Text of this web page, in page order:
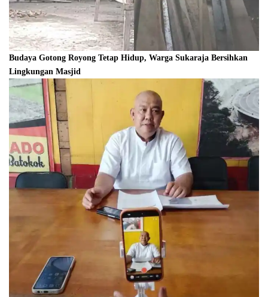
Budaya Gotong Royong Tetap Hidup, Warga Sukaraja Bersihkan
Lingkungan Masjid